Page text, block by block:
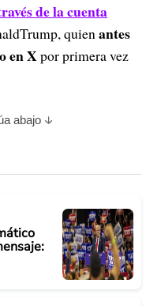
de la cuenta
quienantes
en Xpor primera vez
abajo